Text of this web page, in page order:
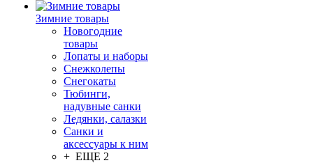
Зимние товары
Новогодние
товары
Лопаты и наборы
Снежколепы
Снегокаты
Тюбинги,
надувные санки
Ледянки, салазки
Санки и
аксессуары к ним
+ ЕЩЕ 2